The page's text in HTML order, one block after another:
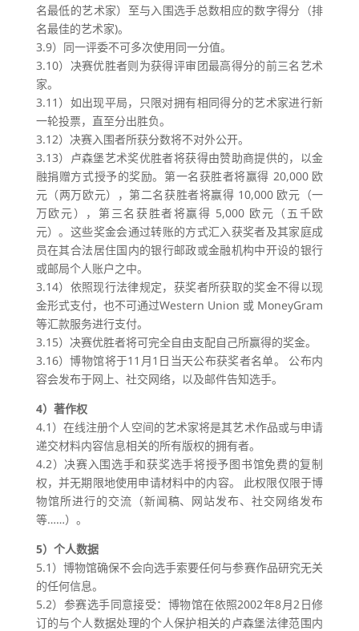
名最低的艺术家）至与入围选手总数相应的数字得分（排
名最佳的艺术家)。
3.9）同一评委不可多次使用同一分值。
3.10）决赛优胜者则为获得评审团最高得分的前三名艺术
家。
3.11）如出现平局，只限对拥有相同得分的艺术家进行新
一轮投票，直至分出胜负。
3.12）决赛入围者所获分数将不对外公开。
3.13）卢森堡艺术奖优胜者将获得由赞助商提供的，以金
融捐赠方式授予的奖励。第一名获胜者将赢得 20,000 欧
元（两万欧元），第二名获胜者将赢得 10,000 欧元（一
万欧元），第三名获胜者将赢得 5,000 欧元（五千欧
元）。这些奖金会通过转账的方式汇入获奖者及其家庭成
员在其合法居住国内的银行邮政或金融机构中开设的银行
或邮局个人账户之中。
3.14）依照现行法律规定，获奖者所获取的奖金不得以现
金形式支付，也不可通过Western Union 或 MoneyGram
等汇款服务进行支付。
3.15）决赛优胜者将可完全自由支配自己所赢得的奖金。
3.16）博物馆将于11月1日当天公布获奖者名单。 公布内
容会发布于网上、社交网络，以及邮件告知选手。
4）著作权
4.1）在线注册个人空间的艺术家将是其艺术作品或与申请
递交材料内容信息相关的所有版权的拥有者。
4.2）决赛入围选手和获奖选手将授予图书馆免费的复制
权，并无期限地使用申请材料中的内容。 此权限仅限于博
物馆所进行的交流（新闻稿、网站发布、社交网络发布
等……）。
5）个人数据
5.1）博物馆确保不会向选手索要任何与参赛作品研究无关
的任何信息。
5.2）参赛选手同意接受：博物馆在依照2002年8月2日修
订的与个人数据处理的个人保护相关的卢森堡法律范围内